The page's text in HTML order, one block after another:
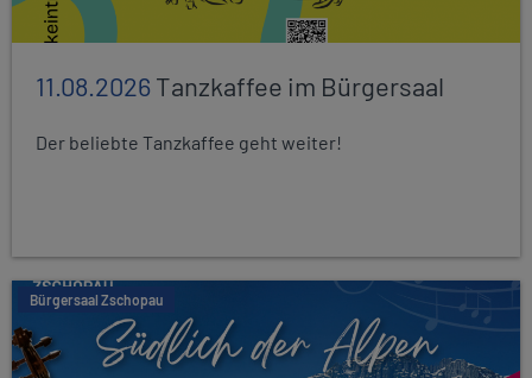
11.08.2026Tanzkaffee im Bürgersaal
Der beliebte Tanzkaffee geht weiter!
Bürgersaal Zschopau